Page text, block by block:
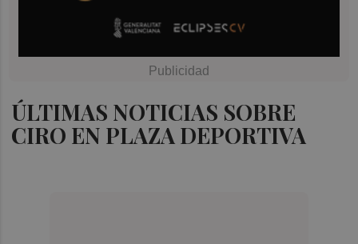
ÚLTIMAS NOTICIAS SOBRE
CIRO EN PLAZA DEPORTIVA